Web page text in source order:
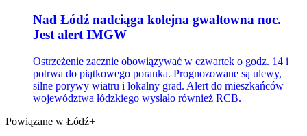
Nad Łódź nadciąga kolejna gwałtowna noc.
Jest alert IMGW
Ostrzeżenie zacznie obowiązywać w czwartek o godz. 14 i
potrwa do piątkowego poranka. Prognozowane są ulewy,
silne porywy wiatru i lokalny grad. Alert do mieszkańców
województwa łódzkiego wysłało również RCB.
Powiązane w Łódź+